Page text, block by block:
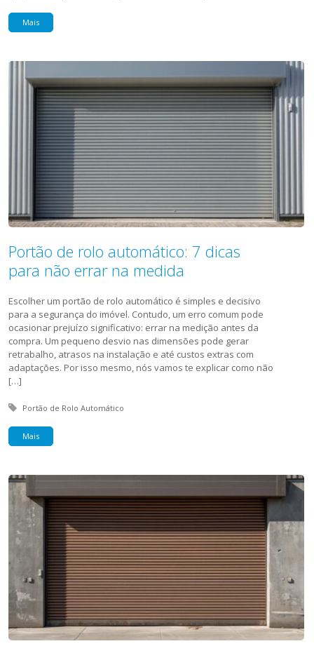
Mais
Portão de rolo automático: 7 dicas
para não errar na medida
Escolher um portão de rolo automático é simples e decisivo
para a segurança do imóvel. Contudo, um erro comum pode
ocasionar prejuízo significativo: errar na medição antes da
compra. Um pequeno desvio nas dimensões pode gerar
retrabalho, atrasos na instalação e até custos extras com
adaptações. Por isso mesmo, nós vamos te explicar como não
[…]
Tagged with:
Portão de Rolo Automático
Mais